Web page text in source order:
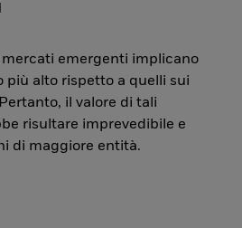
emergenti implicano
più alto rispetto a quelli sui
il valore di tali
risultare imprevedibile e
di maggiore entità.